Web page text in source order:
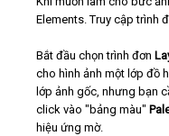
Elements. Truy cập trình
Bắt đầu chọn trình đơn
cho hình ảnh một lớp đồ
lớp ảnh gốc, nhưng bạn
click vào "bảng màu"
hiệu ứng mờ.